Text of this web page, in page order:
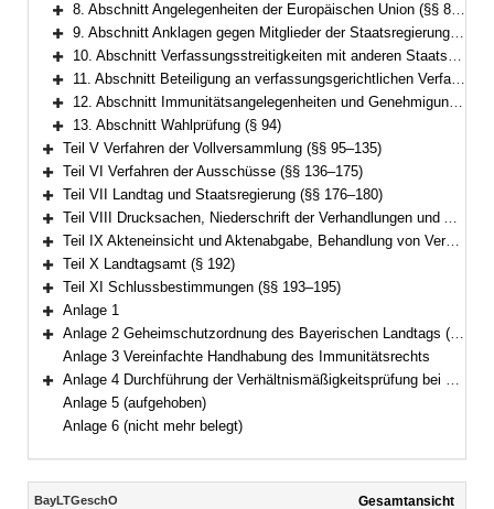
Bereich erweitern
8. Abschnitt Angelegenheiten der Europäischen Union (§§ 83a–83d)
Bereich erweitern
9. Abschnitt Anklagen gegen Mitglieder der Staatsregierung oder des Landtags (§§ 84–86)
Bereich erweitern
10. Abschnitt Verfassungsstreitigkeiten mit anderen Staatsorganen, abstrakte Normenkontrolle (Art. 93 Abs. 1 Nr. 2a GG) und Kompetenzfreigabeverfahren (Art. 93 Abs. 2 GG) (§§ 87–89)
Bereich erweitern
11. Abschnitt Beteiligung an verfassungsgerichtlichen Verfahren (§§ 90–91)
Bereich erweitern
12. Abschnitt Immunitätsangelegenheiten und Genehmigung zur Zeugenvernehnung (§§ 92–93a)
Bereich erweitern
13. Abschnitt Wahlprüfung (§ 94)
Bereich erweitern
Teil V Verfahren der Vollversammlung (§§ 95–135)
Bereich erweitern
Teil VI Verfahren der Ausschüsse (§§ 136–175)
Bereich erweitern
Teil VII Landtag und Staatsregierung (§§ 176–180)
Bereich erweitern
Teil VIII Drucksachen, Niederschrift der Verhandlungen und Ausfertigung der Beschlüsse (§§ 181–187)
Bereich erweitern
Teil IX Akteneinsicht und Aktenabgabe, Behandlung von Verschlusssachen (§§ 188–191)
Bereich erweitern
Teil X Landtagsamt (§ 192)
Bereich erweitern
Teil XI Schlussbestimmungen (§§ 193–195)
Bereich erweitern
Anlage 1
Bereich erweitern
Anlage 2 Geheimschutzordnung des Bayerischen Landtags (GeheimSchO)
Anlage 3 Vereinfachte Handhabung des Immunitätsrechts
Bereich erweitern
Anlage 4 Durchführung der Verhältnismäßigkeitsprüfung bei berufsreglementierenden Regelungen im Anwendungsbereich der Richtlinie 2005/36/EG
Anlage 5 (aufgehoben)
Anlage 6 (nicht mehr belegt)
Inhalt
BayLTGeschO
Gesamtansicht